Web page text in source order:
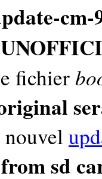
cm-
fichier
nouvel
sd